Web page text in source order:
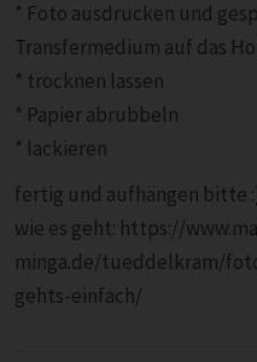
* Foto ausdrucken und
Transfermedium auf das
* trocknen lassen
* Papier abrubbeln
* lackieren
fertig und aufhängen bitte
wie es geht: https://
minga.de/tueddelkram/
gehts-einfach/